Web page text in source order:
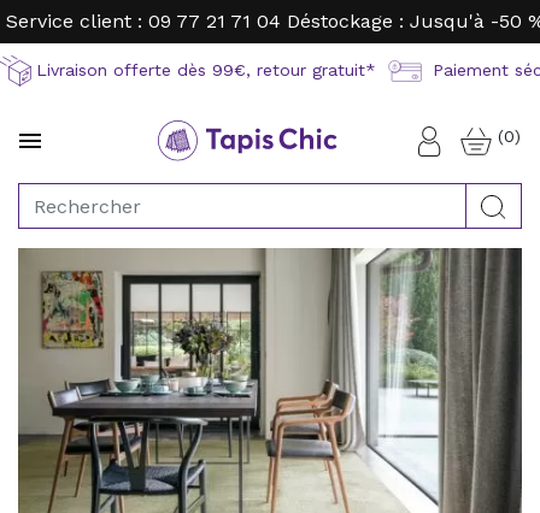
Service client : 09 77 21 71 04 Déstockage : Jusqu'à -50
Livraison offerte dès 99€, retour gratuit* Paiement
 Connexion
(0)